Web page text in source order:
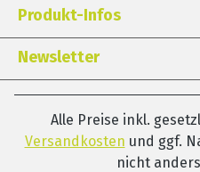
Produkt-Infos
Newsletter
Alle Preise inkl.
Versandkosten und ggf.
nicht